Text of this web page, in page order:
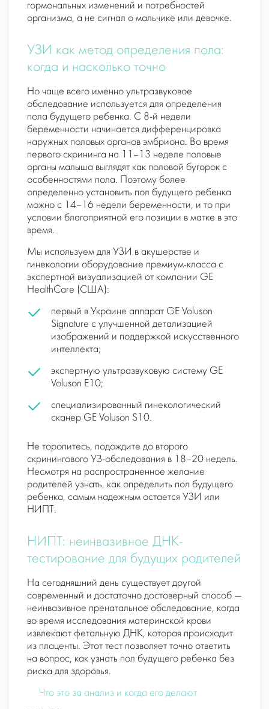
гормональных изменений и потребностей
организма, а не сигнал о мальчике или девочке.
УЗИ как метод определения пола:
когда и насколько точно
Но чаще всего именно ультразвуковое
обследование используется для определения
пола будущего ребенка. С 8-й недели
беременности начинается дифференцировка
наружных половых органов эмбриона. Во время
первого скрининга на 11–13 неделе половые
органы малыша выглядят как половой бугорок с
особенностями пола. Поэтому более
определенно установить пол будущего ребенка
можно с 14–16 недели беременности, и то при
условии благоприятной его позиции в матке в это
время.
Мы используем для УЗИ в акушерстве и
гинекологии оборудование премиум-класса с
экспертной визуализацией от компании GE
HealthCare (США):
первый в Украине аппарат GE Voluson
Signature с улучшенной детализацией
изображений и поддержкой искусственного
интеллекта;
экспертную ультразвуковую систему GE
Voluson E10;
специализированный гинекологический
сканер GE Voluson S10.
Не торопитесь, подождите до второго
скринингового УЗ-обследования в 18–20 недель.
Несмотря на распространенное желание
родителей узнать, как определить пол будущего
ребенка, самым надежным остается УЗИ или
НИПТ.
НИПТ: неинвазивное ДНК-
тестирование для будущих родителей
На сегодняшний день существует другой
современный и достаточно достоверный способ —
неинвазивное пренатальное обследование, когда
во время исследования материнской крови
извлекают фетальную ДНК, которая происходит
из плаценты. Этот тест позволяет точно ответить
на вопрос, как узнать пол будущего ребенка без
риска для здоровья.
Что это за анализ и когда его делают